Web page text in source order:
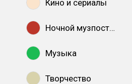
Кино и сериалы
Ночной музпостинг
Музыка
Творчество